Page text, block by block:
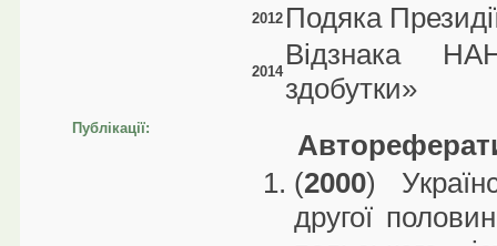
2012 Подяка
2014
Відзнака
здобутки»
Публікації:
(2000)
другої